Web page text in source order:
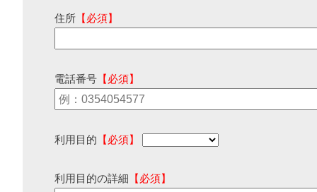
住所 【必須】
電話番号 【必須】
利用目的 【必須】
利用目的の詳細 【必須】